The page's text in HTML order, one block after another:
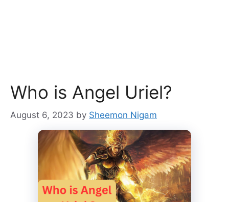
Who is Angel Uriel?
August 6, 2023 by Sheemon Nigam